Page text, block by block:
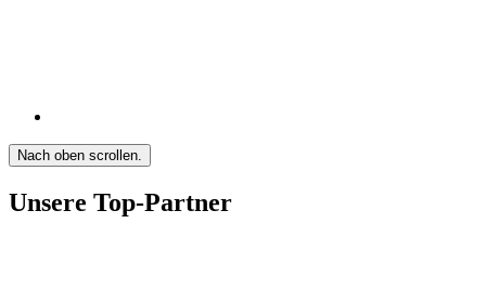
Nach oben scrollen.
Unsere Top-Partner